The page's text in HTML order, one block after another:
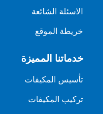
الاسئلة الشائعة
خريطة الموقع
خدماتنا المميزة
تأسيس المكيفات
تركيب المكيفات